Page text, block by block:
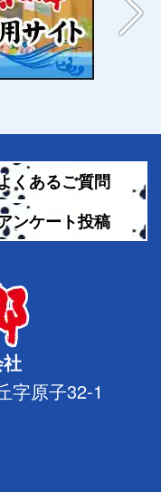
くあるご質問
ンケート投稿
字原子32-1